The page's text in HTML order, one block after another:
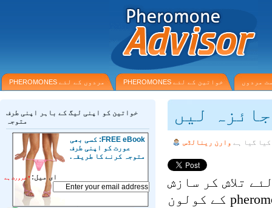
مردوں کے لئے PHEROMONES خواتین کے لئے PHEROMONES مردوں
لیں
گیا ہےوارن رینالڈس
تلاش کر سازش
کی بین الاقوامی آدمی کے لئے pheromone کے کولون
خواتین کو اپنی لیگ کے باہر اپنی طرف
متوجہ
FREE eBook: کسی بھی
عورت کو اپنی طرف
متوجہ کرنے کا طریقہ.
ای میل: * ضرورت ہے